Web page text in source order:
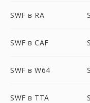
SWF в RA
SWF в CAF
SWF в W64
SWF в TTA